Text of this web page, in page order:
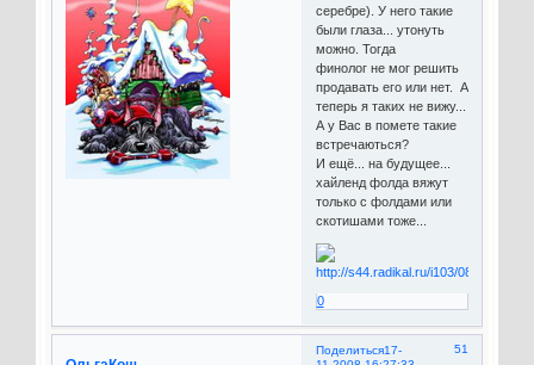
серебре). У него такие
были глаза... утонуть
можно. Тогда
финолог не мог решить
продавать его или нет. А
теперь я таких не вижу...
А у Вас в помете такие
встречаються?
И ещё... на будущее...
хайленд фолда вяжут
только с фолдами или
скотишами тоже...
0
Поделиться 51
17-